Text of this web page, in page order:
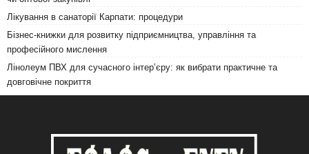
Лікування в санаторії Карпати: процедури
Бізнес-книжки для розвитку підприємництва, управління та
професійного мислення
Лінолеум ПВХ для сучасного інтер’єру: як вибрати практичне та
довговічне покриття